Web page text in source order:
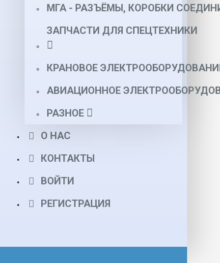
МГА - РАЗЪЁМЫ, КОРОБКИ
ЗАПЧАСТИ ДЛЯ СПЕЦТЕХНИКИ
КРАНОВОЕ
АВИАЦИОННОЕ
РАЗНОЕ
О НАС
КОНТАКТЫ
ВОЙТИ
РЕГИСТРАЦИЯ